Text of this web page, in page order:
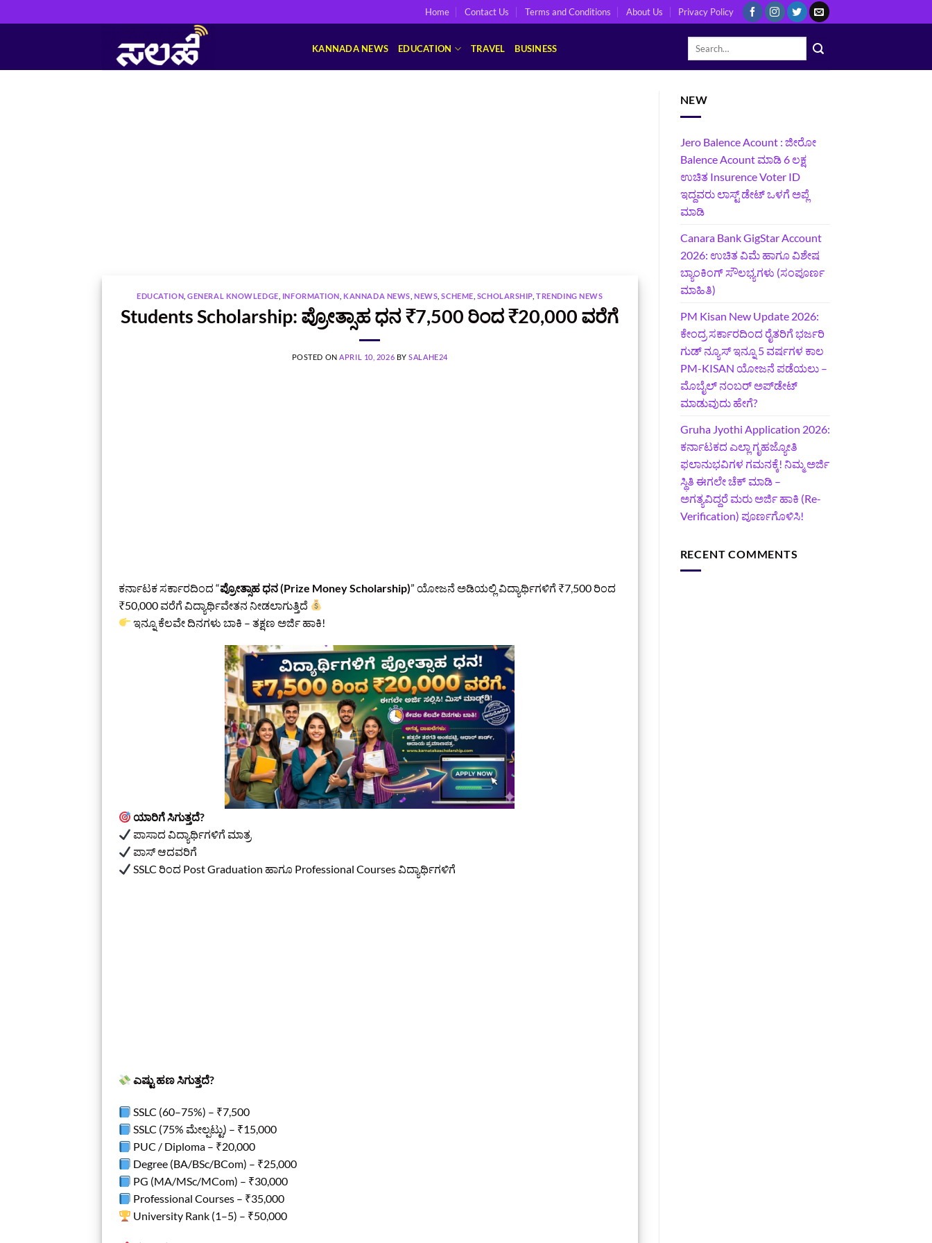
to
Home Contact Us Terms and Conditions About Us Privacy Policy
KANNADA NEWS EDUCATION TRAVEL BUSINESS
EDUCATION ,GENERAL KNOWLEDGE INFORMATION ,KANNADA NEWS ,NEWS ,SCHEME SCHOLARSHIP ,TRENDING NEWS
Students Scholarship: ಪ್ರೋತ್ಸಾಹ ಧನ ₹7,500 ರಿಂದ ₹20,000 ವರೆಗೆ
POSTED ON APRIL 10, 2026 BYSALAHE24
ಕರ್ನಾಟಕ ಸರ್ಕಾರದಿಂದ “ಪ್ರೋತ್ಸಾಹ ಧನ (Prize Money Scholarship)” ಯೋಜನೆ ಅಡಿಯಲ್ಲಿ ವಿದ್ಯಾರ್ಥಿಗಳಿಗೆ ₹7,500 ರಿಂದ
₹50,000 ವರೆಗೆ ವಿದ್ಯಾರ್ಥಿವೇತನ ನೀಡಲಾಗುತ್ತಿದೆ
ಇನ್ನೂ ಕೆಲವೇ ದಿನಗಳು ಬಾಕಿ – ತಕ್ಷಣ ಅರ್ಜಿ ಹಾಕಿ!
ಯಾರಿಗೆ ಸಿಗುತ್ತದೆ?
ಪಾಸಾದ ವಿದ್ಯಾರ್ಥಿಗಳಿಗೆ ಮಾತ್ರ
ಪಾಸ್ ಆದವರಿಗೆ
SSLC ರಿಂದ Post Graduation ಹಾಗೂ Professional Courses ವಿದ್ಯಾರ್ಥಿಗಳಿಗೆ
ಎಷ್ಟು ಹಣ ಸಿಗುತ್ತದೆ?
SSLC (60–75%) – ₹7,500
SSLC (75% ಮೇಲ್ಪಟ್ಟು) – ₹15,000
PUC / Diploma – ₹20,000
Degree (BA/BSc/BCom) – ₹25,000
PG (MA/MSc/MCom) – ₹30,000
Professional Courses – ₹35,000
University Rank (1–5) – ₹50,000
NEW
Jero Balence Acount : ಜೀರೋ
Balence Acount ಮಾಡಿ 6 ಲಕ್ಷ
ಉಚಿತ Insurence Voter ID
ಇದ್ದವರು ಲಾಸ್ಟ್‌ ಡೇಟ್‌ ಒಳಗೆ ಅಪ್ಲೆ
ಮಾಡಿ
Canara Bank GigStar Account
2026: ಉಚಿತ ವಿಮೆ ಹಾಗೂ ವಿಶೇಷ
ಬ್ಯಾಂಕಿಂಗ್ ಸೌಲಭ್ಯಗಳು (ಸಂಪೂರ್ಣ
ಮಾಹಿತಿ)
PM Kisan New Update 2026:
ಕೇಂದ್ರ ಸರ್ಕಾರದಿಂದ ರೈತರಿಗೆ ಭರ್ಜರಿ
ಗುಡ್‌ ನ್ಯೂಸ್ ಇನ್ನೂ 5 ವರ್ಷಗಳ ಕಾಲ
PM-KISAN ಯೋಜನೆ ಪಡೆಯಲು –
ಮೊಬೈಲ್ ನಂಬರ್ ಅಪ್‌ಡೇಟ್
ಮಾಡುವುದು ಹೇಗೆ?
‍Gruha Jyothi Application 2026:
ಕರ್ನಾಟಕದ ಎಲ್ಲಾ ಗೃಹಜ್ಯೋತಿ
ಫಲಾನುಭವಿಗಳ ಗಮನಕ್ಕೆ! ನಿಮ್ಮ ಅರ್ಜಿ
ಸ್ಥಿತಿ ಈಗಲೇ ಚೆಕ್ ಮಾಡಿ –
ಅಗತ್ಯವಿದ್ದರೆ ಮರು ಅರ್ಜಿ ಹಾಕಿ (Re-
Verification) ಪೂರ್ಣಗೊಳಿಸಿ!
RECENT COMMENTS